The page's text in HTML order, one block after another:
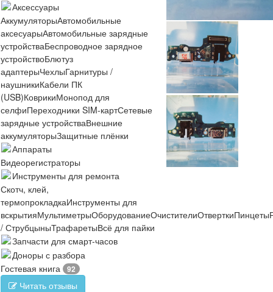
Аксессуары
АккумуляторыАвтомобильные
аксесуарыАвтомобильные зарядные
устройстваБеспроводное зарядное
устройствоБлютуз
адаптерыЧехлыГарнитуры /
наушникиКабели ПК
(USB)КоврикиМонопод для
селфиПереходники SIM-картСетевые
зарядные устройстваВнешние
аккумуляторыЗащитные плёнки
Аппараты
Видеорегистраторы
Инструменты для ремонта
Скотч, клей,
термопрокладкаИнструменты для
вскрытияМультиметрыОборудованиеОчистителиОтверткиПинцеты
/ СтрубцыныТрафаретыВсё для пайки
Запчасти для смарт-часов
Доноры с разбора
Гостевая книга
92
Читать отзывы